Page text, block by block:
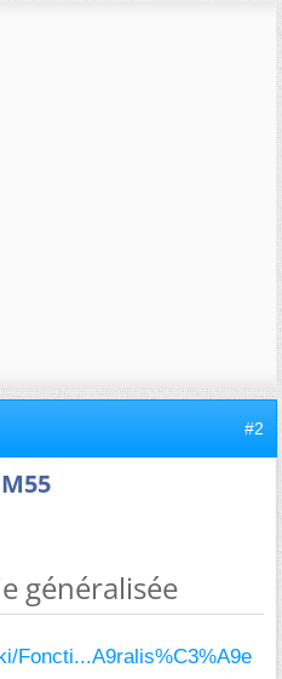
#2
généralisée
Foncti...A9ralis%C3%A9e